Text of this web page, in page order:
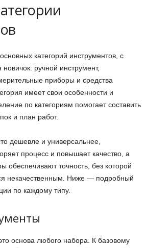
категорий инструментов, с
новичок: ручной инструмент,
приборы и средства
имеет свои особенности и
по категориям помогает составить
и план работ.
дешевле и универсальнее,
процесс и повышает качество, а
обеспечивают точность, без которой
некачественным. Ниже — подробный
по каждому типу.
основа любого набора. К базовому